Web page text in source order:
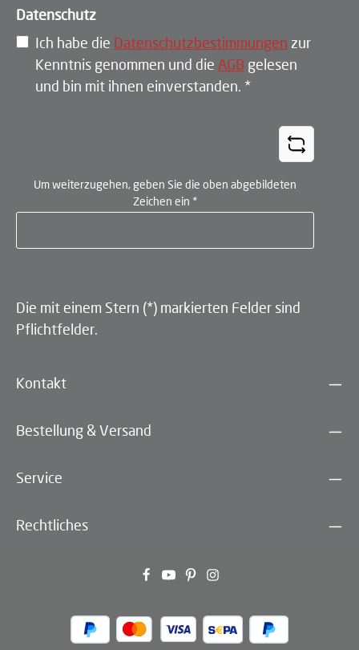
Datenschutz
Ich habe die Datenschutzbestimmungen zur
Kenntnis genommen und die AGB gelesen
und bin mit ihnen einverstanden. *
Um weiterzugehen, geben Sie die oben abgebildeten
Zeichen ein *
Die mit einem Stern (*) markierten Felder sind
Pflichtfelder.
Kontakt
Bestellung & Versand
Service
Rechtliches